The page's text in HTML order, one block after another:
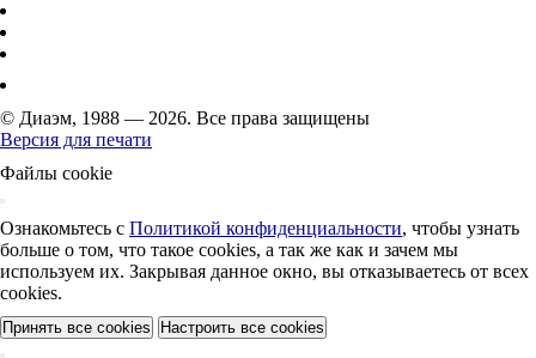
© Диаэм, 1988 — 2026. Все права защищены
Версия для печати
Файлы cookie
Ознакомьтесь с Политикой конфиденциальности, чтобы узнать
больше о том, что такое cookies, а так же как и зачем мы
используем их. Закрывая данное окно, вы отказываетесь от всех
cookies.
Принять все cookies Настроить все cookies